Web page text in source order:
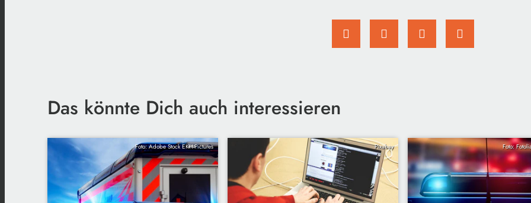
Das könnte Dich auch interessieren
Foto: Adobe Stock EKH-Pictures Pixabay Foto: